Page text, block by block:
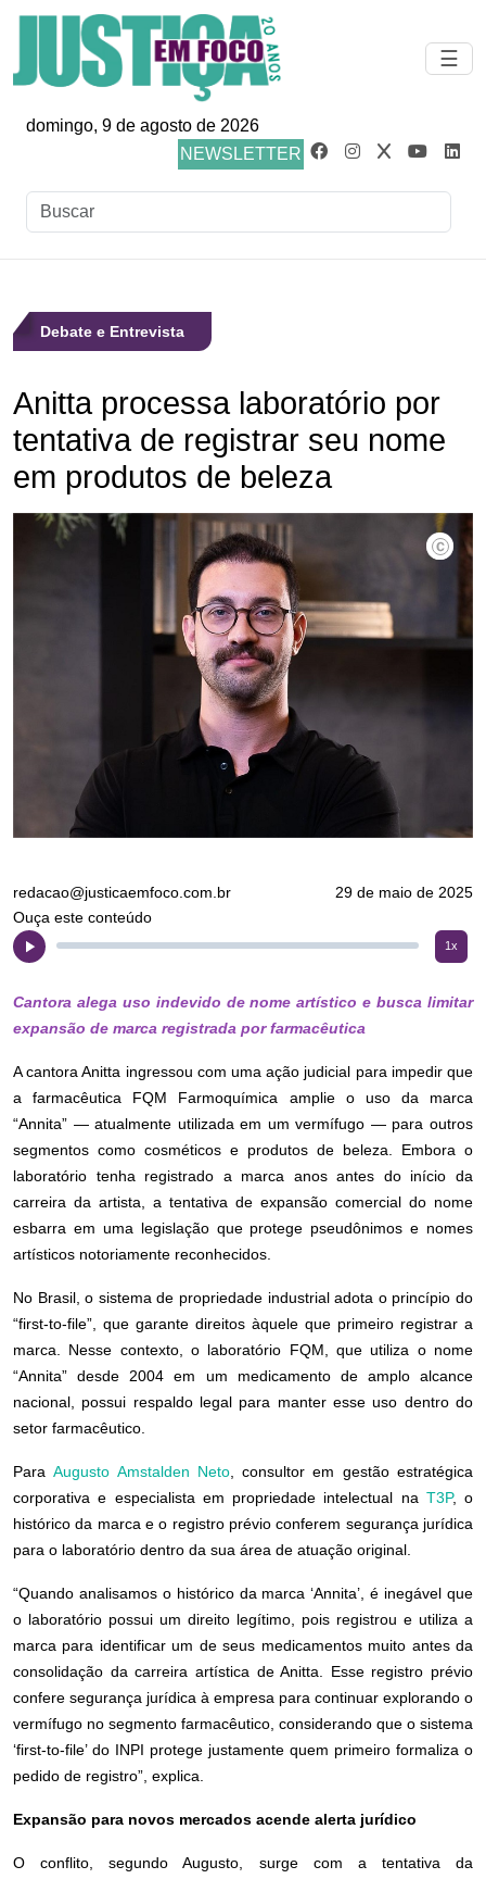
☰
domingo, 9 de agosto de 2026
NEWSLETTER
Debate e Entrevista
Anitta processa laboratório por
tentativa de registrar seu nome
em produtos de beleza
redacao@justicaemfoco.com.br
29 de maio de 2025
Ouça este conteúdo
1x
Cantora alega uso indevido de nome artístico e busca limitar
expansão de marca registrada por farmacêutica
A cantora Anitta ingressou com uma ação judicial para impedir que
a farmacêutica FQM Farmoquímica amplie o uso da marca
“Annita” — atualmente utilizada em um vermífugo — para outros
segmentos como cosméticos e produtos de beleza. Embora o
laboratório tenha registrado a marca anos antes do início da
carreira da artista, a tentativa de expansão comercial do nome
esbarra em uma legislação que protege pseudônimos e nomes
artísticos notoriamente reconhecidos.
No Brasil, o sistema de propriedade industrial adota o princípio do
“first-to-file”, que garante direitos àquele que primeiro registrar a
marca. Nesse contexto, o laboratório FQM, que utiliza o nome
“Annita” desde 2004 em um medicamento de amplo alcance
nacional, possui respaldo legal para manter esse uso dentro do
setor farmacêutico.
ParaAugusto Amstalden Neto, consultor em gestão estratégica
corporativa e especialista em propriedade intelectual na T3P, o
histórico da marca e o registro prévio conferem segurança jurídica
para o laboratório dentro da sua área de atuação original.
“Quando analisamos o histórico da marca ‘Annita’, é inegável que
o laboratório possui um direito legítimo, pois registrou e utiliza a
marca para identificar um de seus medicamentos muito antes da
consolidação da carreira artística de Anitta. Esse registro prévio
confere segurança jurídica à empresa para continuar explorando o
vermífugo no segmento farmacêutico, considerando que o sistema
‘first-to-file’ do INPI protege justamente quem primeiro formaliza o
pedido de registro”, explica.
Expansão para novos mercados acende alerta jurídico
O conflito, segundo Augusto, surge com a tentativa da